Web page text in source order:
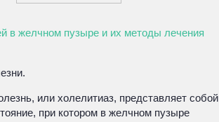
в желчном пузыре и их методы лечения
или холелитиаз, представляет собой
при котором в желчном пузыре